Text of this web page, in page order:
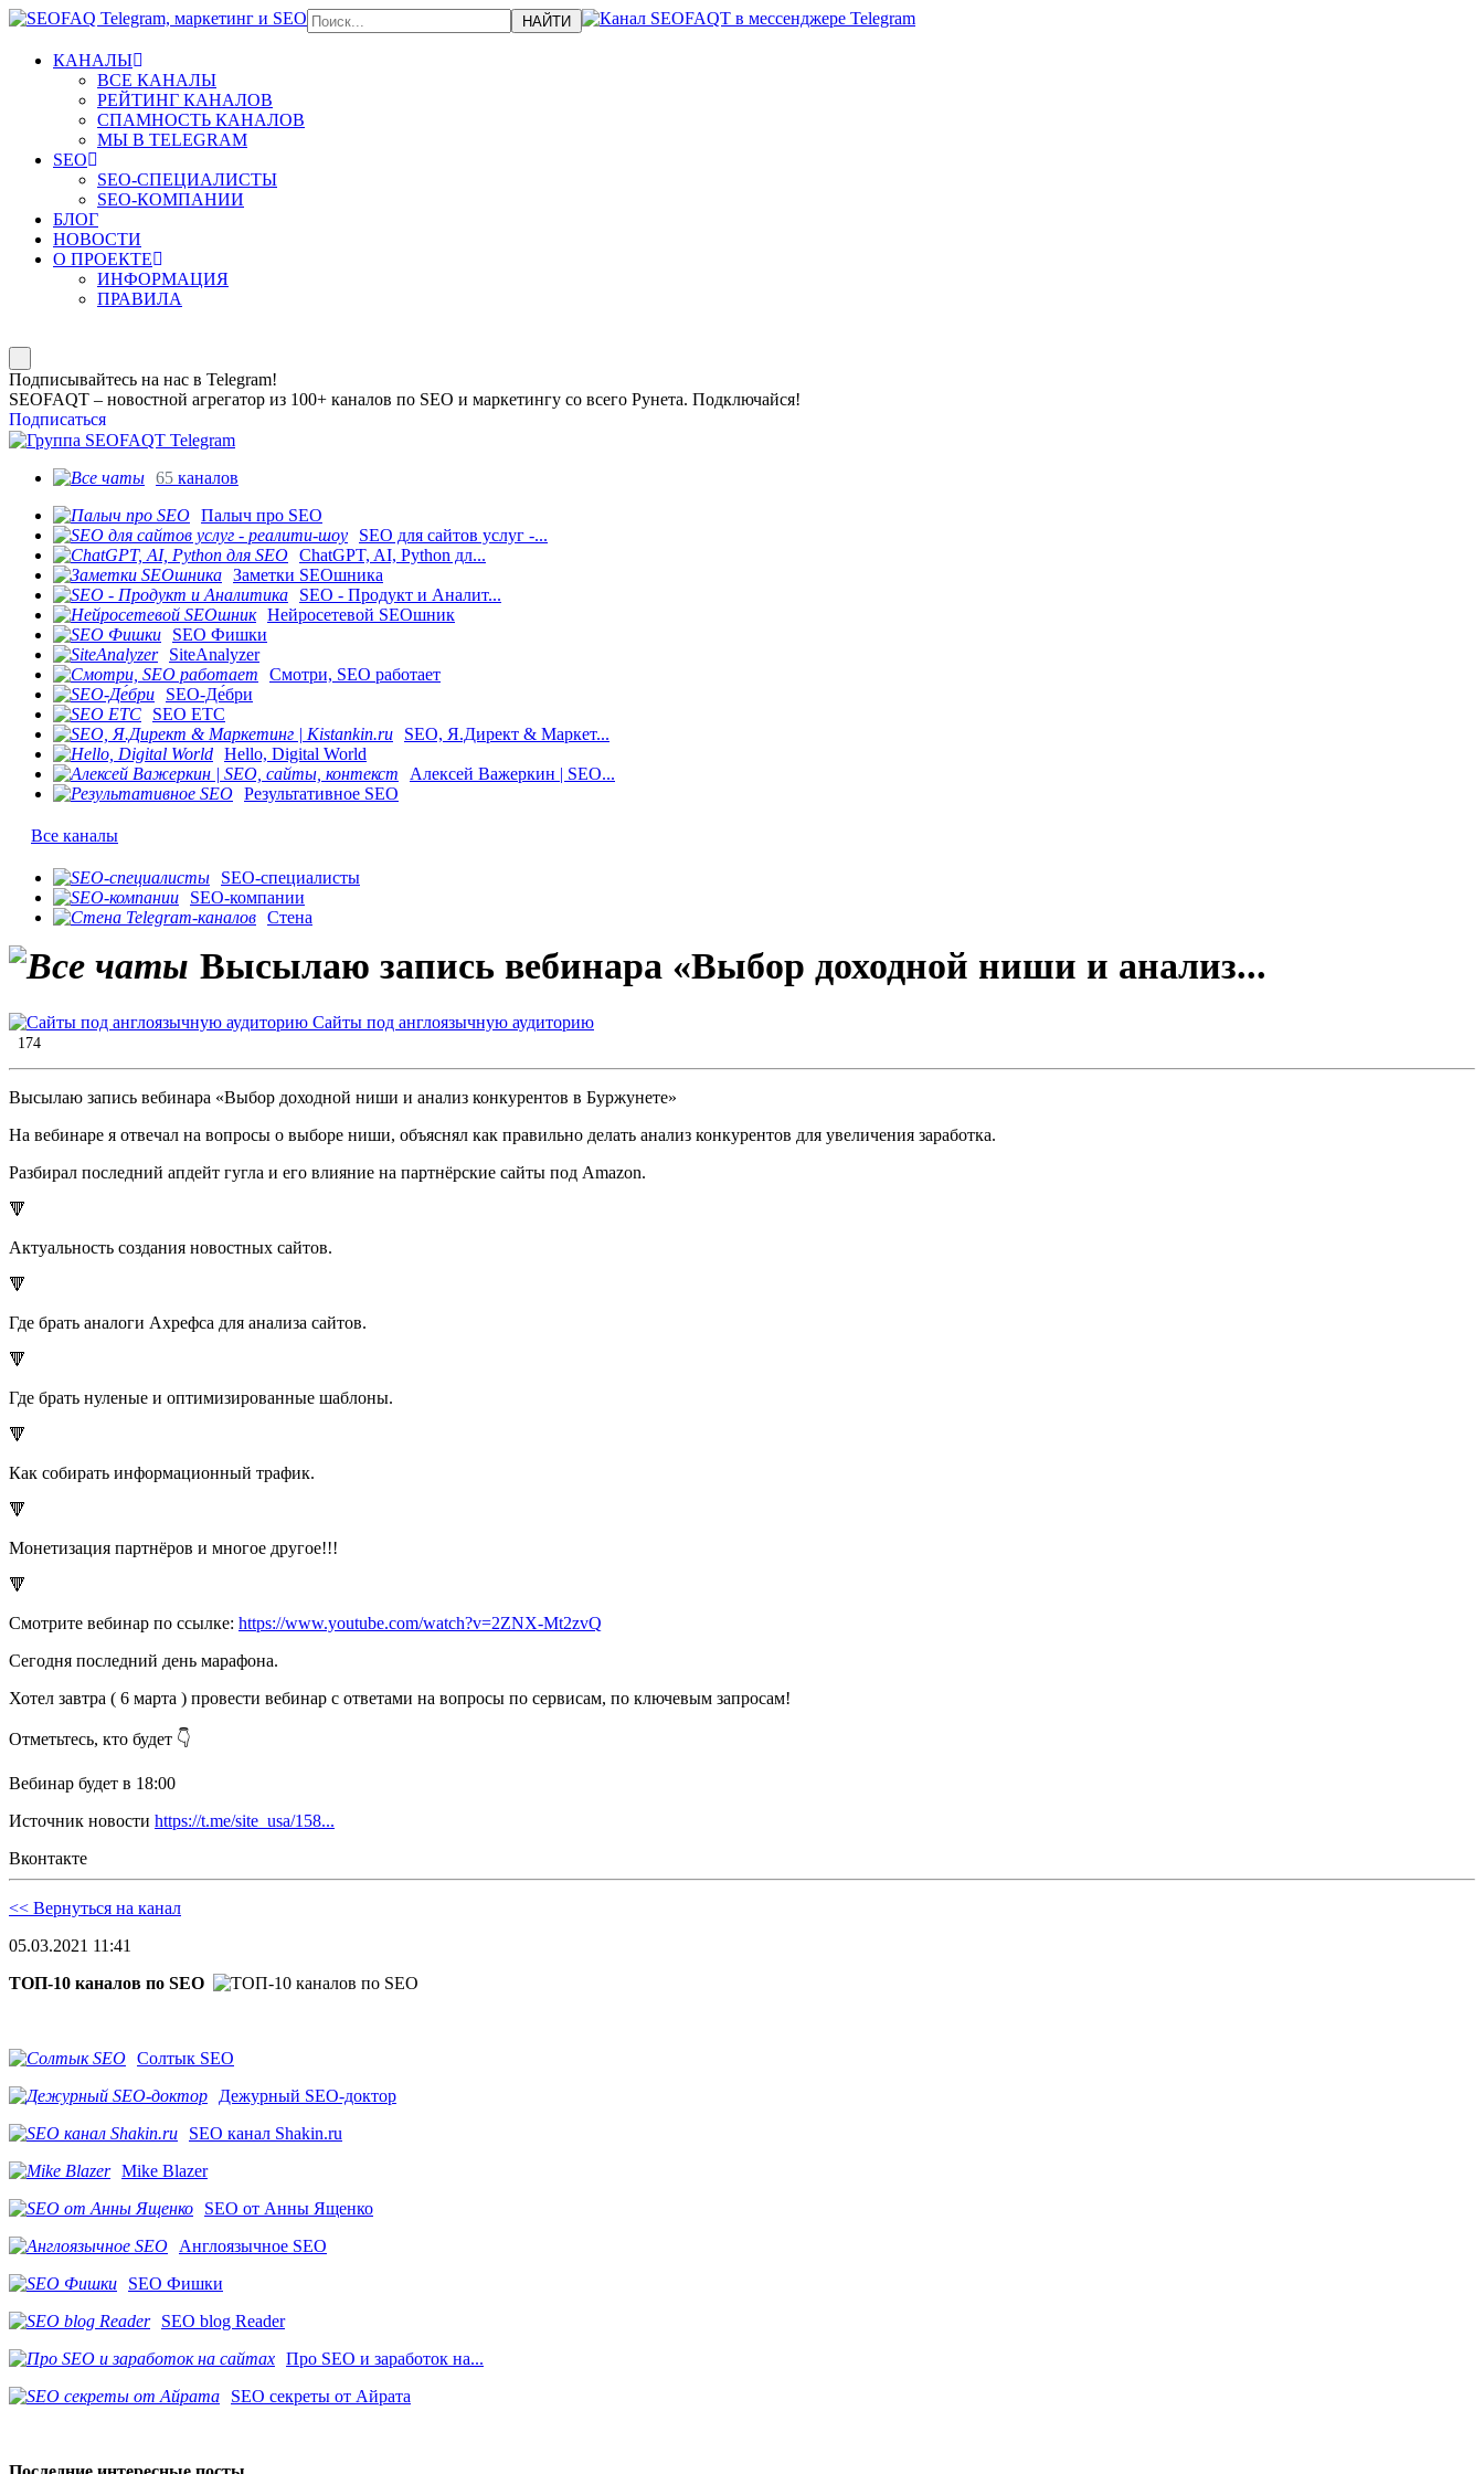
КАНАЛЫ
ВСЕ КАНАЛЫ
РЕЙТИНГ КАНАЛОВ
СПАМНОСТЬ КАНАЛОВ
МЫ В TELEGRAM
SEO
SEO-СПЕЦИАЛИСТЫ
SEO-КОМПАНИИ
БЛОГ
НОВОСТИ
О ПРОЕКТЕ
ИНФОРМАЦИЯ
ПРАВИЛА
Подписывайтесь на нас в Telegram!
SEOFAQT – новостной агрегатор из 100+ каналов по SEO и маркетингу со всего Рунета. Подключайся!
Подписаться
65 каналов
Палыч про SEO
SEO для сайтов услуг -...
ChatGPT, AI, Python дл...
Заметки SEOшника
SEO - Продукт и Аналит...
Нейросетевой SEOшник
SEO Фишки
SiteAnalyzer
Смотри, SEO работает
SEO-Де́бри
SEO ETC
SEO, Я.Директ & Маркет...
Hello, Digital World
Алексей Важеркин | SEO...
Результативное SEO
Все каналы
SEO-специалисты
SEO-компании
Стена
Высылаю запись вебинара «Выбор доходной ниши и анализ...
Сайты под англоязычную аудиторию
174
Высылаю запись вебинара «Выбор доходной ниши и анализ конкурентов в Буржунете»
На вебинаре я отвечал на вопросы о выборе ниши, объяснял как правильно делать анализ конкурентов для увеличения заработка.
Разбирал последний апдейт гугла и его влияние на партнёрские сайты под Amazon.
🔻
Актуальность создания новостных сайтов.
🔻
Где брать аналоги Ахрефса для анализа сайтов.
🔻
Где брать нуленые и оптимизированные шаблоны.
🔻
Как собирать информационный трафик.
🔻
Монетизация партнёров и многое другое!!!
🔻
Смотрите вебинар по ссылке: https://www.youtube.com/watch?v=2ZNX-Mt2zvQ
Сегодня последний день марафона.
Хотел завтра ( 6 марта ) провести вебинар с ответами на вопросы по сервисам, по ключевым запросам!
Отметьтесь, кто будет 👇
Вебинар будет в 18:00
Источник новости https://t.me/site_usa/158...
Вконтакте
<< Вернуться на канал
05.03.2021 11:41
ТОП-10 каналов по SEO
Солтык SEO
Дежурный SEO-доктор
SEO канал Shakin.ru
Mike Blazer
SEO от Анны Ященко
Англоязычное SEO
SEO Фишки
SEO blog Reader
Про SEO и заработок на...
SEO секреты от Айрата